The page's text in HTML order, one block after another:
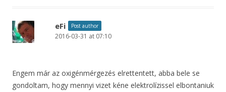
eFi Post author
2016-03-31 at 07:10
Engem már az oxigénmérgezés elrettentett, abba bele se
gondoltam, hogy mennyi vizet kéne elektrolízissel elbontaniuk